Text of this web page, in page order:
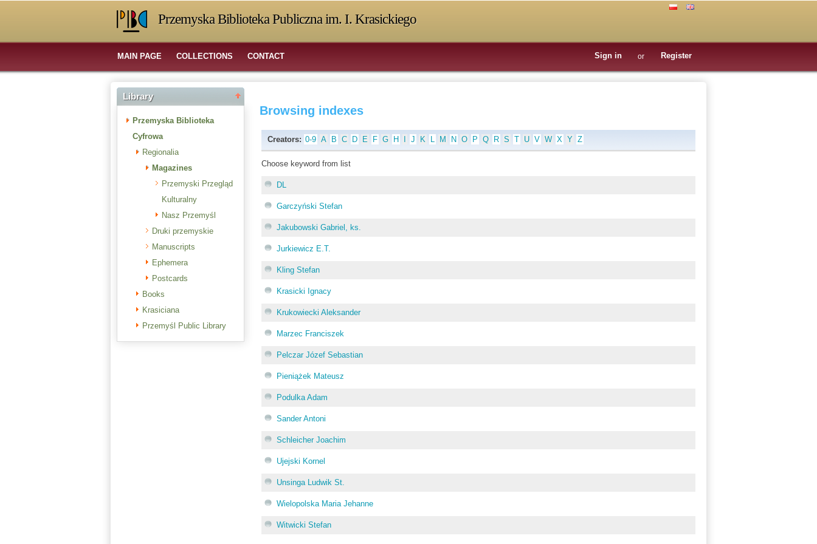
Przemyska Biblioteka Publiczna im. I. Krasickiego
MAIN PAGE COLLECTIONS CONTACT Sign in or Register
Library
Przemyska Biblioteka
Cyfrowa
Regionalia
Magazines
Przemyski Przegląd
Kulturalny
Nasz Przemyśl
Druki przemyskie
Manuscripts
Ephemera
Postcards
Books
Krasiciana
Przemyśl Public Library
Browsing indexes
Creators: 0-9 A B C D E F G H J K L M N O P Q R S T U V W X Y Z
Choose keyword from list
DL
Garczyński Stefan
Jakubowski Gabriel, ks.
Jurkiewicz E.T.
Kling Stefan
Krasicki Ignacy
Krukowiecki Aleksander
Marzec Franciszek
Pelczar Józef Sebastian
Pieniążek Mateusz
Podulka Adam
Sander Antoni
Schleicher Joachim
Ujejski Kornel
Unsinga Ludwik St.
Wielopolska Maria Jehanne
Witwicki Stefan